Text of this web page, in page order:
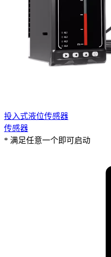
投入式液位传感器
传感器
* 满足任意一个即可启动